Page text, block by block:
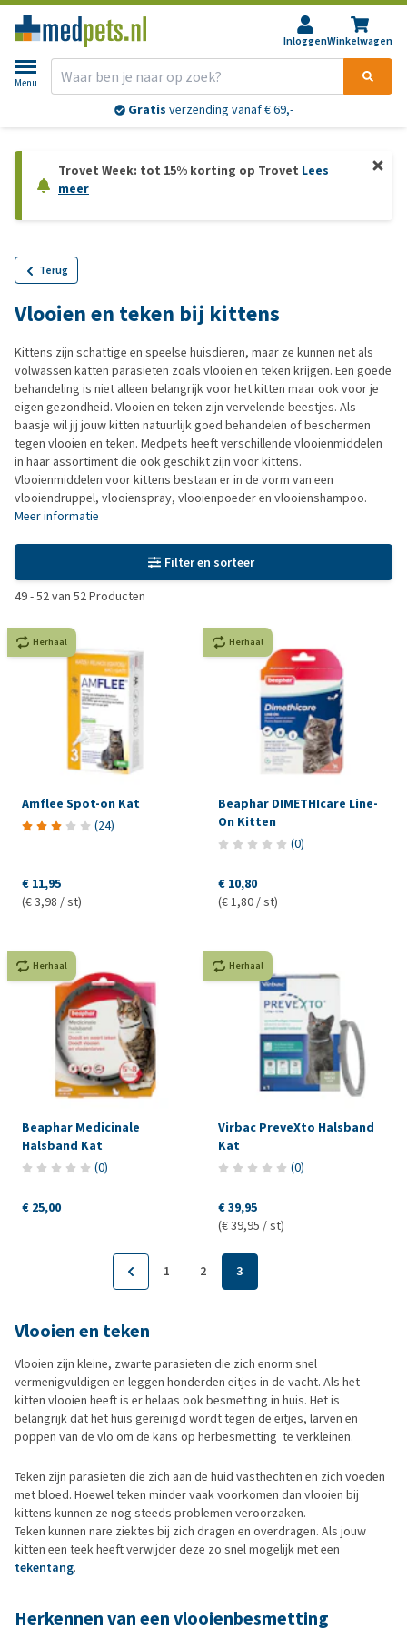
InloggenWinkelwagen
Menu
Gratis verzending vanaf € 69,-
Trovet Week: tot 15% korting op Trovet Lees
meer
Terug
Vlooien en teken bij kittens
Kittens zijn schattige en speelse huisdieren, maar ze kunnen net als
volwassen katten parasieten zoals vlooien en teken krijgen. Een goede
behandeling is niet alleen belangrijk voor het kitten maar ook voor je
eigen gezondheid. Vlooien en teken zijn vervelende beestjes. Als
baasje wil jij jouw kitten natuurlijk goed behandelen of beschermen
tegen vlooien en teken. Medpets heeft verschillende vlooienmiddelen
in haar assortiment die ook geschikt zijn voor kittens.
Vlooienmiddelen voor kittens bestaan er in de vorm van een
vlooiendruppel, vlooienspray, vlooienpoeder en vlooienshampoo.
Meer informatie
Filter en sorteer
49-52van 52Producten
Herhaal
Amflee Spot-on Kat
(24)
€ 11,95
(€ 3,98 / st)
Herhaal
Beaphar DIMETHIcare Line‐
On Kitten
(0)
€ 10,80
(€ 1,80 / st)
Herhaal
Beaphar Medicinale
Halsband Kat
(0)
€ 25,00
Herhaal
Virbac PreveXto Halsband
Kat
(0)
€ 39,95
(€ 39,95 / st)
1 2 3
Vlooien en teken
Vlooien zijn kleine, zwarte parasieten die zich enorm snel
vermenigvuldigen en leggen honderden eitjes in de vacht. Als het
kitten vlooien heeft is er helaas ook besmetting in huis. Het is
belangrijk dat het huis gereinigd wordt tegen de eitjes, larven en
poppen van de vlo om de kans op herbesmetting te verkleinen.
Teken zijn parasieten die zich aan de huid vasthechten en zich voeden
met bloed. Hoewel teken minder vaak voorkomen dan vlooien bij
kittens kunnen ze nog steeds problemen veroorzaken.
Teken kunnen nare ziektes bij zich dragen en overdragen. Als jouw
kitten een teek heeft verwijder deze zo snel mogelijk met een
tekentang.
Herkennen van een vlooienbesmetting